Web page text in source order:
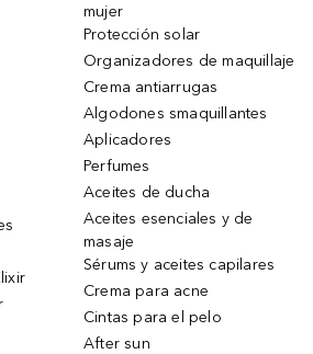
mujer
Protección solar
Organizadores de maquillaje
Crema antiarrugas
Algodones smaquillantes
Aplicadores
Perfumes
Aceites de ducha
Aceites esenciales y de
masaje
Sérums y aceites capilares
Crema para acne
Cintas para el pelo
After sun